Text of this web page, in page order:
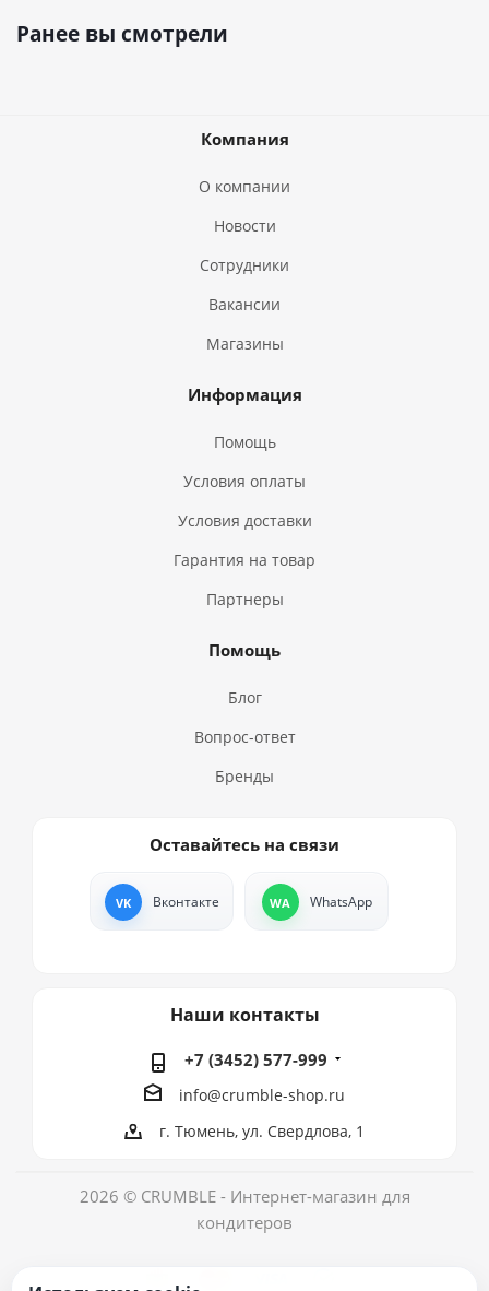
Ранее вы смотрели
Компания
О компании
Новости
Сотрудники
Вакансии
Магазины
Информация
Помощь
Условия оплаты
Условия доставки
Гарантия на товар
Партнеры
Помощь
Блог
Вопрос-ответ
Бренды
Оставайтесь на связи
Вконтакте WhatsApp
Наши контакты
+7 (3452) 577-999
info@crumble-shop.ru
г. Тюмень, ул. Свердлова, 1
2026 © CRUMBLE - Интернет-магазин для
кондитеров